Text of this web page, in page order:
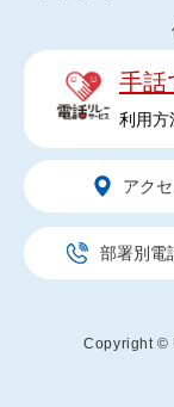
手話
利用方
アク
部署別電
Copyright ©